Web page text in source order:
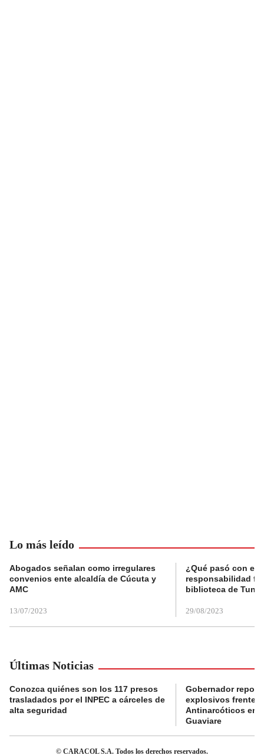
Lo más leído
Abogados señalan como irregulares
convenios ente alcaldía de Cúcuta y
AMC
13/07/2023
¿Qué pasó con el
responsabilidad
biblioteca de
29/08/2023
Últimas Noticias
Conozca quiénes son los 117 presos
trasladados por el INPEC a cárceles de
alta seguridad
Gobernador
explosivos frente a
Antinarcóticos en
Guaviare
© CARACOL S.A. Todos los derechos reservados.